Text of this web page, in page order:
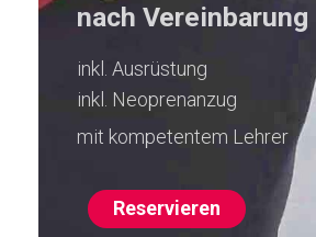
nach Vereinbarung
inkl. Ausrüstung
inkl. Neoprenanzug
mit kompetentem Lehrer
Reservieren